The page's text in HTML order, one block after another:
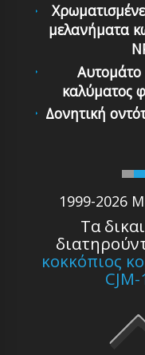
1999-2026
Τα
κοκκόπιος
μελανήματα
καλύματος
Δονητική